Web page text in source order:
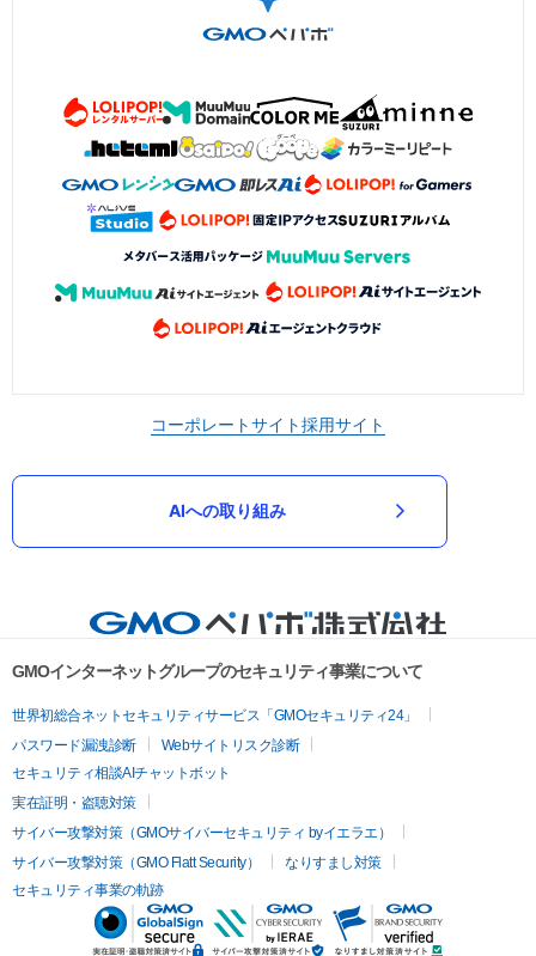
コーポレートサイト採用サイト
AIへの取り組み
GMOインターネットグループのセキュリティ事業について
世界初総合ネットセキュリティサービス「GMOセキュリティ24」
パスワード漏洩診断
Webサイトリスク診断
セキュリティ相談AIチャットボット
実在証明・盗聴対策
サイバー攻撃対策（GMOサイバーセキュリティ byイエラエ）
サイバー攻撃対策（GMO Flatt Security）
なりすまし対策
セキュリティ事業の軌跡